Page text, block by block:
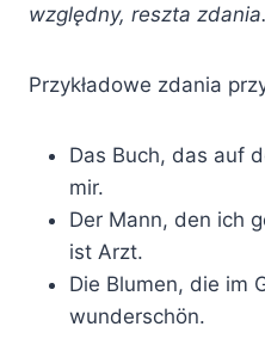
względny, reszta zdania.
Przykładowe zdania
Das Buch, das auf
mir.
Der Mann, den ich
ist Arzt.
Die Blumen, die im
wunderschön.